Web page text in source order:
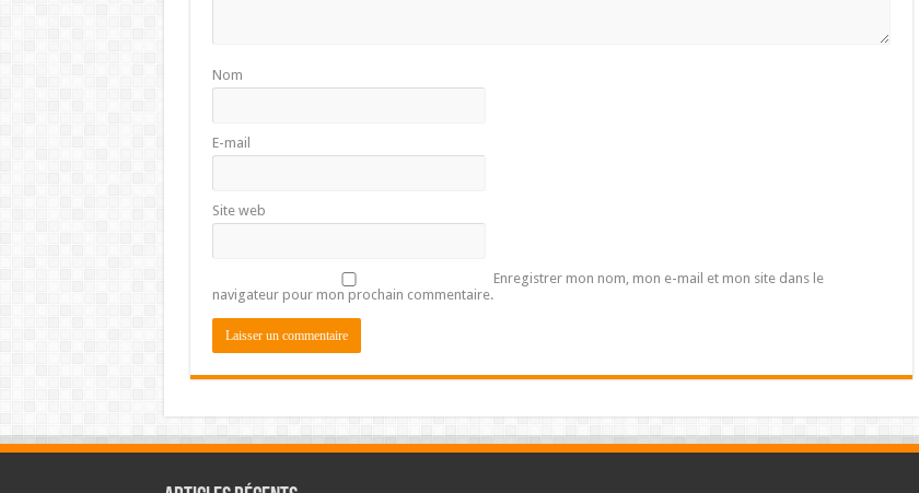
Nom
E-mail
Site web
Enregistrer mon nom, mon e-mail et mon site dans le
navigateur pour mon prochain commentaire.